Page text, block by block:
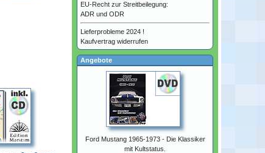
EU-Recht zur Streitbeilegung:
ADR und ODR
Lieferprobleme 2024 !
Kaufvertrag widerrufen
Angebote
Ford Mustang 1965-1973 - Die Klassiker
mit Kultstatus.